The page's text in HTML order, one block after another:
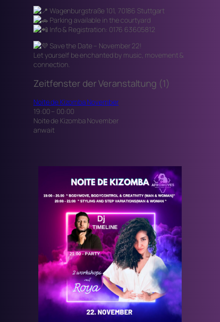
Wagenburgstraße 101, 70186 Stuttgart
Parking available in the courtyard
Info & Registration: 0176 63605812
Save the Date – November 22!
Let yourself be enchanted by music, movement &
connection.
Zeitfenster der Veranstaltung (1)
Noite de Kizomba November
19:00– 00:00
Noite de Kizomba November
anwait